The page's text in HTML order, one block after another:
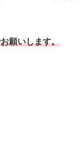
願いします。